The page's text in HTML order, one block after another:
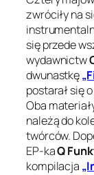
zwróciły na
się przede
wydawnictw
dwunastkę
postarał się
Oba
należą do
twórców.
EP-kaQ
kompilacja